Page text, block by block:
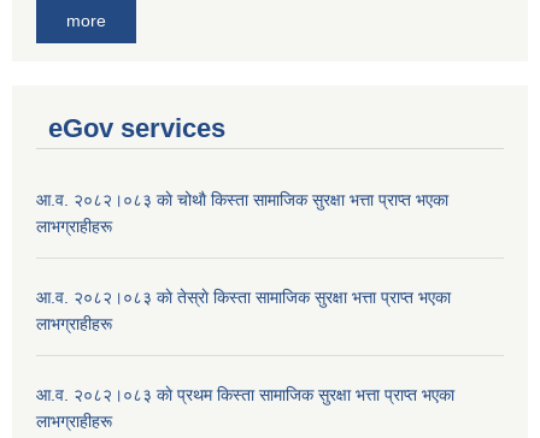
more
eGov services
आ.व. २०८२।०८३ काे चोथाै‌ किस्ता सामाजिक सुरक्षा भत्ता प्राप्त भएका
लाभग्राहीहरू
आ.व. २०८२।०८३ काे तेस्राे किस्ता सामाजिक सुरक्षा भत्ता प्राप्त भएका
लाभग्राहीहरू
आ.व. २०८२।०८३ काे प्रथम किस्ता सामाजिक सुरक्षा भत्ता प्राप्त भएका
लाभग्राहीहरू